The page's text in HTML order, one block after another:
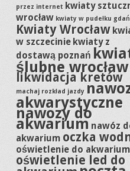
przez internet kwiaty
wrocław kwiaty w pudełku
Kwiaty Wrocław
w szczecinie kwiaty z
dostawą poznań
ślubne wrocław
likwidacja kretów
machaj rozkład jazdy
akwarystyczne
nawozy do
akwarium nawóz
akwarium oczka
oświetlenie do akwarium
oświetlenie led do